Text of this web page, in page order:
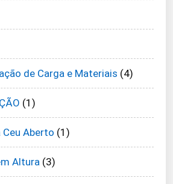
de Carga e Materiais (4)
(1)
Ceu Aberto (1)
Altura (3)